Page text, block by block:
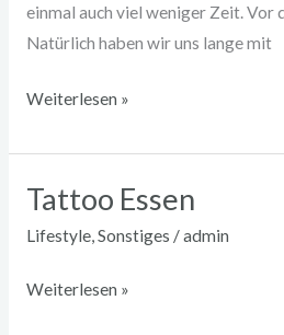
einmal auch viel weniger Zeit. Vor
Natürlich haben wir uns lange mit
Weiterlesen »
Tattoo Essen
Lifestyle,Sonstiges /admin
Tattoo
Weiterlesen »